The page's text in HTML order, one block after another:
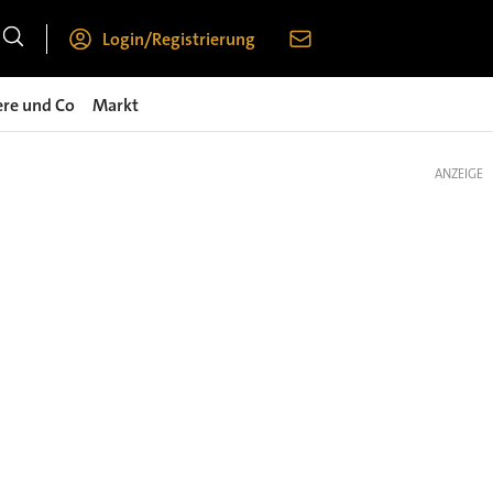
Login/Registrierung
und Co Markt
ANZEIGE